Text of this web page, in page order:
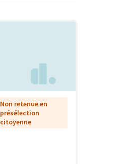
Non retenue en
présélection
citoyenne